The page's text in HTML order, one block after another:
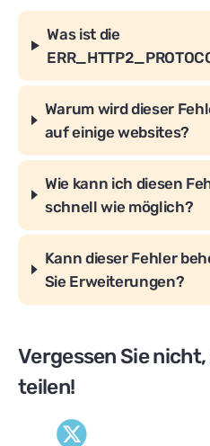
Was ist die
Warum wird dieser
auf einige websites?
Wie kann ich diesen
schnell wie möglich?
Kann dieser Fehler
Sie Erweiterungen?
Vergessen Sie
teilen!